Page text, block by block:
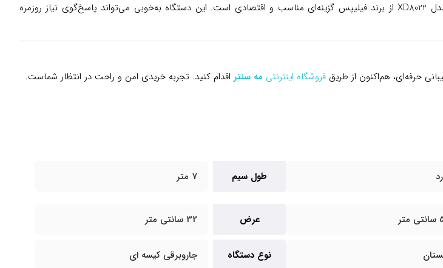
اگر به دنبال یک جاروبرقی با کیفیت ساخت بالا، عملکرد قابل اعتماد و نگهداری آسان هستید، مدل XD8022 از برند فیلیپس گزینه‌ای مناسب و اقتصادی است. این دستگاه به‌خوبی می‌تواند پاسخ‌گوی نیاز روزمره
حرفه‌ای، هم‌اکنون از طریق فروشگاه اینترنتی مه سنتر اقدام کنید. تجربه خریدی امن و راحت در انتظار شماست.
طول سیم 7 متر
عرض 32 سانتی متر
نوع دستگاه جاروبرقی کیسه ای